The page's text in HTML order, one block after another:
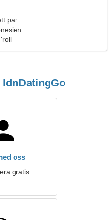
par
oss
gratis